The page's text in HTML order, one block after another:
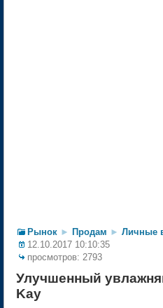
Рынок ► Продам ► Личные
12.10.2017 10:10:35
просмотров: 2793
Улучшенный
Kay